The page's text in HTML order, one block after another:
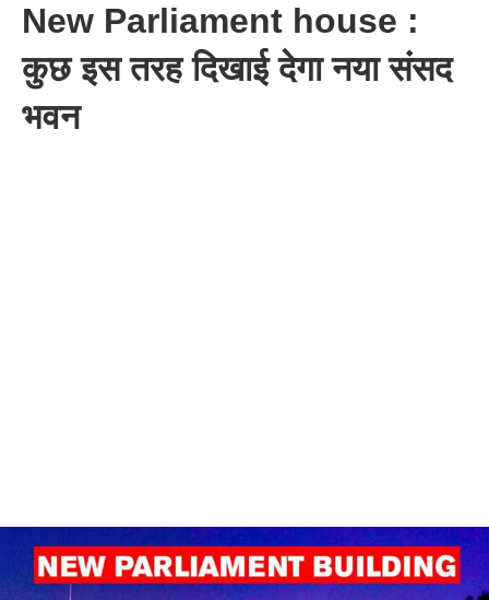
New Parliament house :
कुछ इस तरह दिखाई देगा नया संसद
भवन